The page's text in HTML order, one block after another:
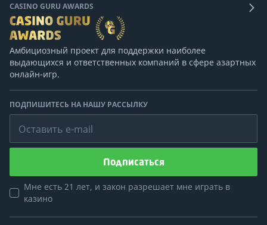
CASINO GURU AWARDS
Амбициозный проект для поддержки наиболее
выдающихся и ответственных компаний в сфере азартных
онлайн-игр.
ПОДПИШИТЕСЬ НА НАШУ РАССЫЛКУ
Оставить e-mail
Подписаться
Мне есть 21 лет, и закон разрешает мне играть в
казино